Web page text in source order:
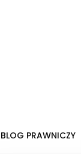
BLOG PRAWNICZY